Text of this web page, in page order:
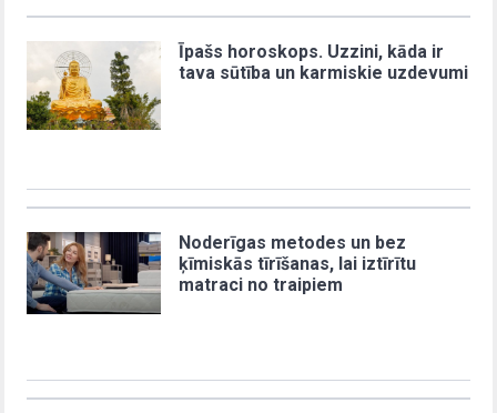
Īpašs horoskops. Uzzini, kāda ir
tava sūtība un karmiskie uzdevumi
Noderīgas metodes un bez
ķīmiskās tīrīšanas, lai iztīrītu
matraci no traipiem